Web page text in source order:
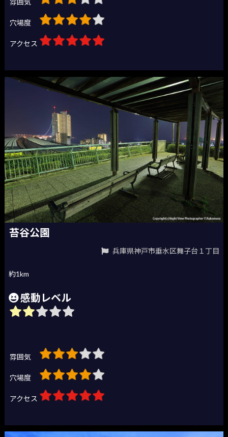
穴場度
アクセス
苔谷公園
兵庫県神戸市垂水区舞子台１丁目
約1km
感動レベル
雰囲気
穴場度
アクセス